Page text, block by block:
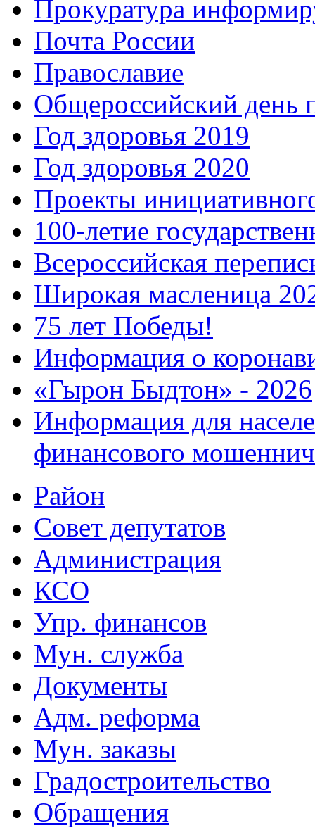
Прокуратура
Почта России
Православие
Общероссийский день
Год здоровья 2019
Год здоровья 2020
Проекты
100-летие
Всероссийская
Широкая масленица
75 лет Победы!
Информация о
«Гырон Быдтон» - 2026
Информация для
финансового
Район
Совет депутатов
Администрация
КСО
Упр. финансов
Мун. служба
Документы
Адм. реформа
Мун. заказы
Градостроительство
Обращения